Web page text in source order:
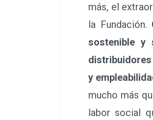
más, el
la Fundación.
sostenible y
distribuidores
y
mucho más
labor social